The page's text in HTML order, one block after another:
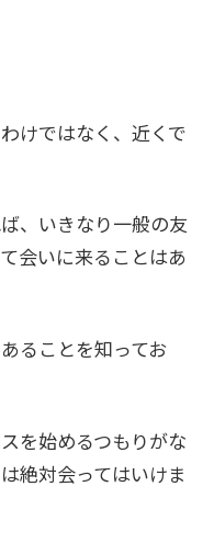
けではなく、近くで
、いきなり一般の友
会いに来ることはあ
ることを知ってお
を始めるつもりがな
絶対会ってはいけま